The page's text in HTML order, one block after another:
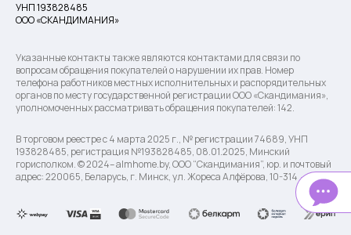
УНП 193828485
ООО «СКАНДИМАНИЯ»
Указанные контакты также являются контактами для связи по
вопросам обращения покупателей о нарушении их прав. Номер
телефона работников местных исполнительных и распорядительных
органов по месту государственной регистрации ООО «Скандимания»,
уполномоченных рассматривать обращения покупателей: 142.
В торговом реестре с 4 марта 2025 г., № регистрации 74689, УНП
193828485, регистрация №193828485, 08.01.2025, Минский
горисполком. © 2024– almhome.by, ООО “Скандимания”, юр. и почтовый
адрес: 220065, Беларусь, г. Минск, ул. Жореса Алфёрова, 10-314